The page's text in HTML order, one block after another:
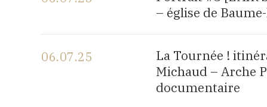
– église de
06.07.25
La Tournée !
Michaud – Arche
documentaire